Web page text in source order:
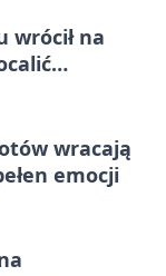
wrócił na
wracają
emocji